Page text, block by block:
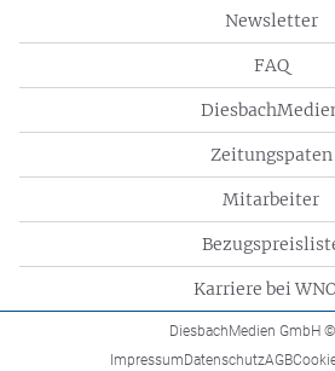
Newsletter
FAQ
Zeitungspaten
Mitarbeiter
Karriere bei
DiesbachMedien GmbH
ImpressumDatenschutzAGB